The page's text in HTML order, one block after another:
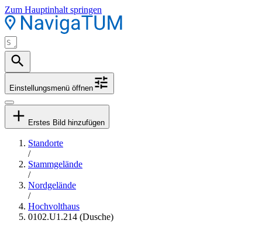
Zum Hauptinhalt springen
Einstellungsmenü öffnen
Erstes Bild hinzufügen
Standorte
/
Stammgelände
/
Nordgelände
/
Hochvolthaus
0102.U1.214 (Dusche)